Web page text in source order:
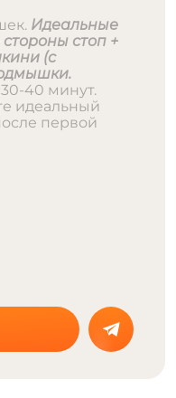
Идеальные
стоп +
(с
40 минут.
идеальный
первой